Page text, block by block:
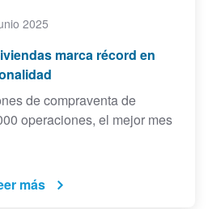
2025
marca récord en
de compraventa de
operaciones, el mejor mes
más